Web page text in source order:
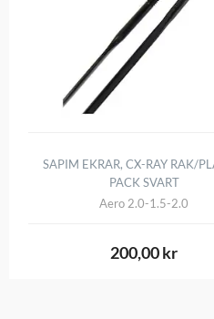
SAPIM EKRAR, CX-RAY RAK/
PACK SVART
Aero 2.0-1.5-2.0
200,00 kr